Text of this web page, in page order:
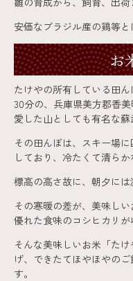
安価なブラジル産の鶏等と
お
たけやの所有している田
30分の、兵庫県美方郡香
愛した山としても有名な蘇
その田んぼは、スキー場
しており、冷たくて清らか
標高の高さ故に、朝夕には
その寒暖の差が、美味し
優れた食味のコシヒカリが
そんな美味しいお米「た
げ、できたてほやほやの
す。